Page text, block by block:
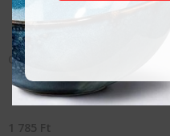
Csészalj – ø150 mm-
1 785 Ft